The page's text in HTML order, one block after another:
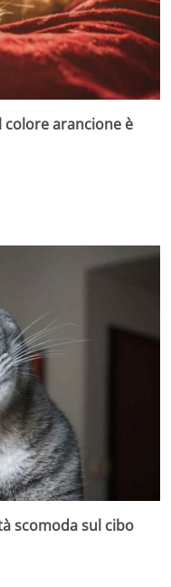
colore arancione è
scomoda sul cibo